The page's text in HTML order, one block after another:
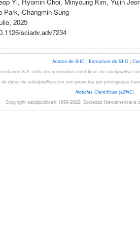
Park, Changmin Sung
2025
sciadv.adv7234
Acerca de SIIC | Estructura de SIIC |
S.A. edita los contenidos científicos de
de datos de saludpublica.com son provistos por prestigiosas
Noticias Científicas (aSNC).
Copyright saludpublica© 1999-2022, Sociedad